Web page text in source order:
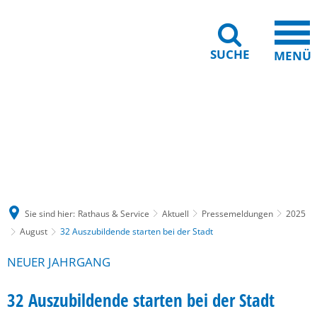
SUCHE MENÜ
Sie sind hier: Rathaus & Service Aktuell Pressemeldungen
2025
August
32 Auszubildende starten bei der Stadt
NEUER JAHRGANG
32 Auszubildende starten bei der Stadt